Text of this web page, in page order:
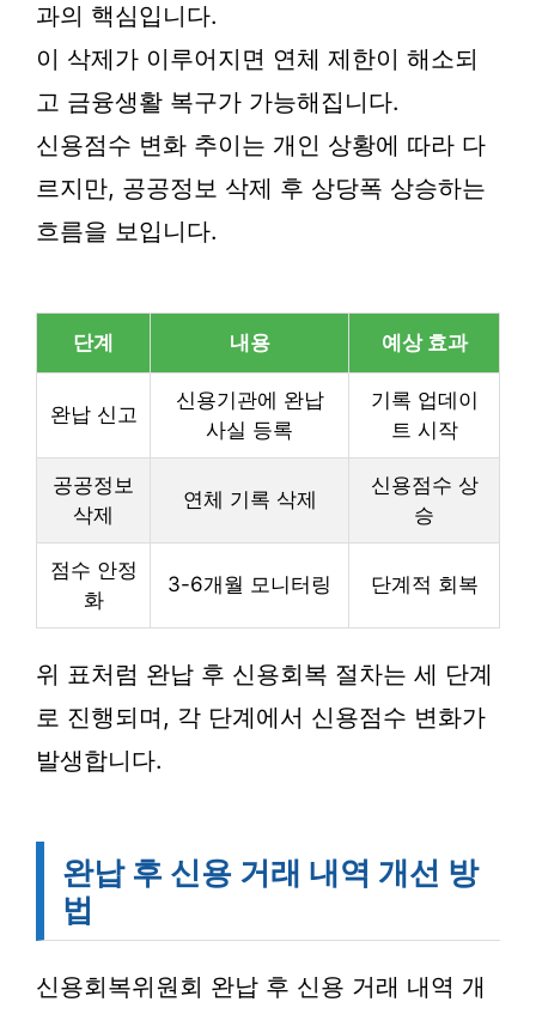
과의 핵심입니다.
이 삭제가 이루어지면 연체 제한이 해소되
고 금융생활 복구가 가능해집니다.
신용점수 변화 추이는 개인 상황에 따라 다
르지만, 공공정보 삭제 후 상당폭 상승하는
흐름을 보입니다.
단계 내용 예상 효과
완납 신고
신용기관에 완납
사실 등록
기록 업데이
트 시작
공공정보
삭제
연체 기록 삭제
신용점수 상
승
점수 안정
화
3-6개월 모니터링 단계적 회복
위 표처럼 완납 후 신용회복 절차는 세 단계
로 진행되며, 각 단계에서 신용점수 변화가
발생합니다.
완납 후 신용 거래 내역 개선 방
법
신용회복위원회 완납 후 신용 거래 내역 개